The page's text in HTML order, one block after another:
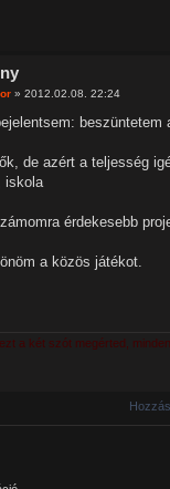
» 2012.02.08. 22:24
beszüntetem
de azért a teljesség
iskola
érdekesebb
a közös játékot.
a két szót megérted,